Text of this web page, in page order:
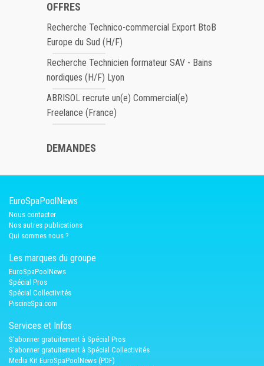
OFFRES
Recherche Technico-commercial Export BtoB
Europe du Sud (H/F)
Recherche Technicien formateur SAV - Bains
nordiques (H/F) Lyon
ABRISOL recrute un(e) Commercial(e)
Freelance (France)
DEMANDES
EuroSpaPoolNews
Nous contacter
Nos autres publications
Qui sommes nous ?
Les marques du groupe
EuroSpaPoolNews
Spécial Pros
Spécial Collectivités
PiscineSpa.com
Services et Infos
S'abonner gratuitement à Spécial Pros
S'abonner gratuitement à Spécial Collectivités
Media Kit EuroSpaPoolNews (PDF)